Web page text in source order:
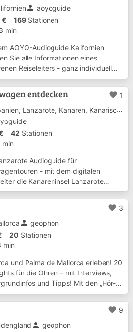
person aoyoguide
€
169 Stationen
min
AOYO-Audioguide Kalifornien
Sie alle Informationen eines
Reiseleiters - ganz individuell
Selbstfahrer-Reise. Per GPS
die App, wo Sie sich auf Ihrer
befinden und versorgt Sie an den
...
entdecken favorite 1
Lanzarote, Kanaren, Kanarische Inseln, Arrecife
42 Stationen
min
Audioguide für
- mit dem digitalen
die Kanareninsel Lanzarote
gibt Dir keine
vor, Du kannst Lanzarote auf
Wegen entdecken und sobald Du
Station des Audi...
favorite 3
person geophon
20 Stationen
min
und Palma de Mallorca erleben! 20
für die Ohren – mit Interviews,
und Tipps! Mit den „Hör-
können Sie Mallorca und Palma
Faust entdecken. Die einzelnen
sind in sich abgeschlossen und...
favorite 9
person geophon